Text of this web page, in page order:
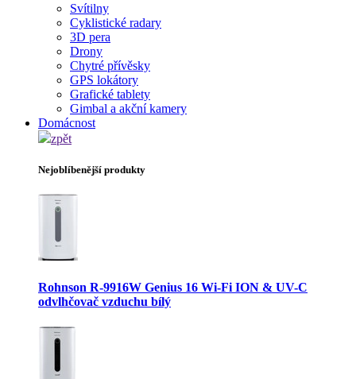
Svítilny
Cyklistické radary
3D pera
Drony
Chytré přívěsky
GPS lokátory
Grafické tablety
Gimbal a akční kamery
Domácnost
zpět
Nejoblíbenější produkty
Rohnson R-9916W Genius 16 Wi-Fi ION & UV-C
odvlhčovač vzduchu bílý